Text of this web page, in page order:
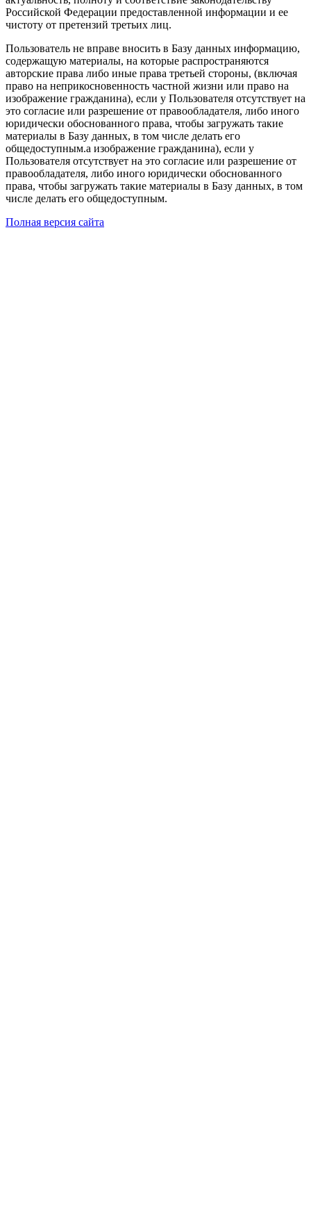
Российской Федерации предоставленной информации и ее
чистоту от претензий третьих лиц.
Пользователь не вправе вносить в Базу данных информацию,
содержащую материалы, на которые распространяются
авторские права либо иные права третьей стороны, (включая
право на неприкосновенность частной жизни или право на
изображение гражданина), если у Пользователя отсутствует на
это согласие или разрешение от правообладателя, либо иного
юридически обоснованного права, чтобы загружать такие
материалы в Базу данных, в том числе делать его
общедоступным.а изображение гражданина), если у
Пользователя отсутствует на это согласие или разрешение от
правообладателя, либо иного юридически обоснованного
права, чтобы загружать такие материалы в Базу данных, в том
числе делать его общедоступным.
Полная версия сайта